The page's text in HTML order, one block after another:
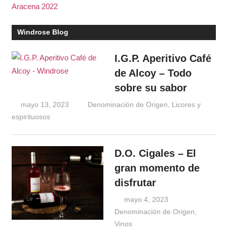
Windrose Blog
I.G.P. Aperitivo Café
de Alcoy – Todo
sobre su sabor
mayo 13, 2023 Windrose
Denominación de Origen
Licores y
espirituosos
D.O. Cigales – El
gran momento de
disfrutar
mayo 4, 2023
Denominación de Origen
Vinos